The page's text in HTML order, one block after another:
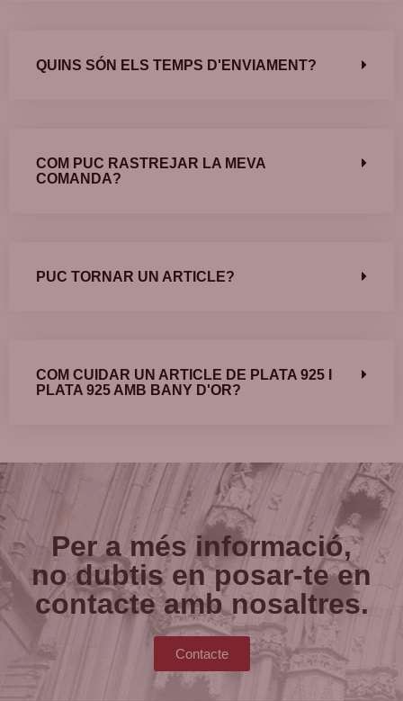
QUINS SÓN ELS TEMPS D'ENVIAMENT?
COM PUC RASTREJAR LA MEVA
COMANDA?
PUC TORNAR UN ARTICLE?
COM CUIDAR UN ARTICLE DE PLATA 925 I
PLATA 925 AMB BANY D'OR?
Per a més informació,
no dubtis en posar-te en
contacte amb nosaltres.
Contacte